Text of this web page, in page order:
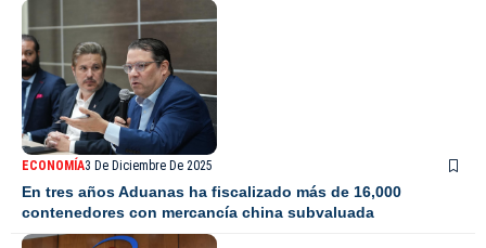
ECONOMÍA3 De Diciembre De 2025
En tres años Aduanas ha fiscalizado más de 16,000
contenedores con mercancía china subvaluada